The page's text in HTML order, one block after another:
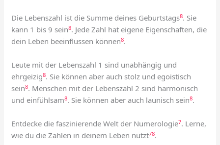
Die Lebenszahl ist die Summe deines Geburtstags8. Sie
kann 1 bis 9 sein8. Jede Zahl hat eigene Eigenschaften, die
dein Leben beeinflussen können8.
Leute mit der Lebenszahl 1 sind unabhängig und
ehrgeizig8. Sie können aber auch stolz und egoistisch
sein8. Menschen mit der Lebenszahl 2 sind harmonisch
und einfühlsam8. Sie können aber auch launisch sein8.
Entdecke die faszinierende Welt der Numerologie7. Lerne,
wie du die Zahlen in deinem Leben nutzt78.